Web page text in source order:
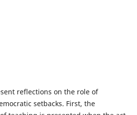
reflections on the role of
setbacks. First, the